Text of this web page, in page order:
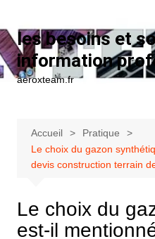
les besoins et
information
aeroxteam.fr
Accueil
Pratique
Le choix du gazon
devis construction terrain
Le choix du
est-il